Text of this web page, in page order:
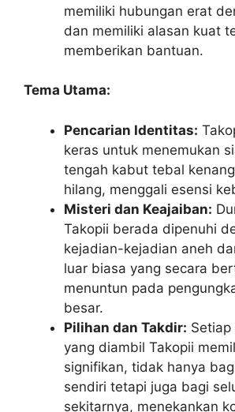
memiliki hubungan erat
dan memiliki alasan kuat
memberikan bantuan.
Tema Utama:
Pencarian Identitas:
keras untuk menemukan
tengah kabut tebal
hilang, menggali esensi
Misteri dan Keajaiban:
Takopii berada dipenuhi
kejadian-kejadian aneh
luar biasa yang secara
menuntun pada
besar.
Pilihan dan Takdir: Setiap
yang diambil Takopii
signifikan, tidak hanya
sendiri tetapi juga bagi
sekitarnya, menekankan